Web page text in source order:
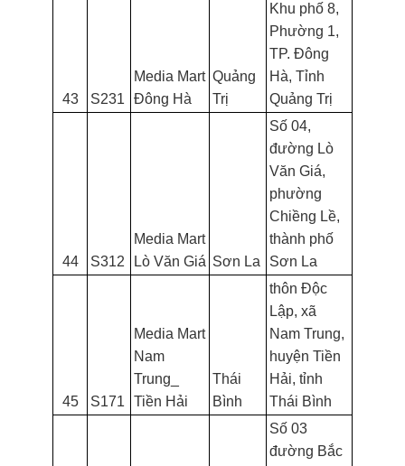
43 S231
Media Mart
Đông Hà
Quảng
Trị
Khu phố 8,
Phường 1,
TP. Đông
Hà, Tỉnh
Quảng Trị
44 S312
Media Mart
Lò Văn Giá Sơn La
Số 04,
đường Lò
Văn Giá,
phường
Chiềng Lề,
thành phố
Sơn La
45 S171
Media Mart
Nam
Trung_
Tiền Hải
Thái
Bình
thôn Độc
Lập, xã
Nam Trung,
huyện Tiền
Hải, tỉnh
Thái Bình
Số 03
đường Bắc